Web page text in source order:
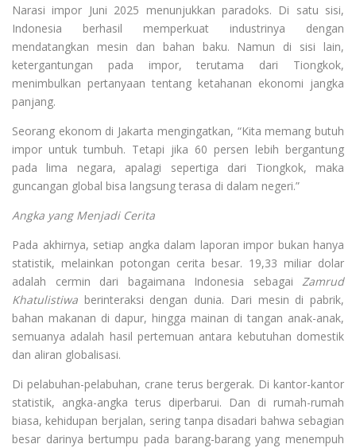
Narasi impor Juni 2025 menunjukkan paradoks. Di satu sisi,
Indonesia berhasil memperkuat industrinya dengan
mendatangkan mesin dan bahan baku. Namun di sisi lain,
ketergantungan pada impor, terutama dari Tiongkok,
menimbulkan pertanyaan tentang ketahanan ekonomi jangka
panjang.
Seorang ekonom di Jakarta mengingatkan, “Kita memang butuh
impor untuk tumbuh. Tetapi jika 60 persen lebih bergantung
pada lima negara, apalagi sepertiga dari Tiongkok, maka
guncangan global bisa langsung terasa di dalam negeri.”
Angka yang Menjadi Cerita
Pada akhirnya, setiap angka dalam laporan impor bukan hanya
statistik, melainkan potongan cerita besar. 19,33 miliar dolar
adalah cermin dari bagaimana Indonesia sebagai Zamrud
Khatulistiwa berinteraksi dengan dunia. Dari mesin di pabrik,
bahan makanan di dapur, hingga mainan di tangan anak-anak,
semuanya adalah hasil pertemuan antara kebutuhan domestik
dan aliran globalisasi.
Di pelabuhan-pelabuhan, crane terus bergerak. Di kantor-kantor
statistik, angka-angka terus diperbarui. Dan di rumah-rumah
biasa, kehidupan berjalan, sering tanpa disadari bahwa sebagian
besar darinya bertumpu pada barang-barang yang menempuh